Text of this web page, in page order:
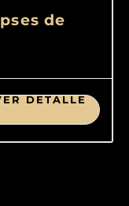
de
DETALLE